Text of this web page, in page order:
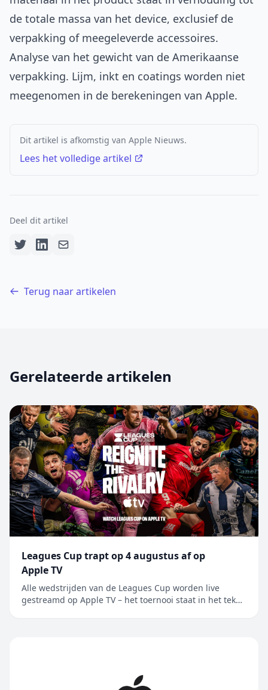
de totale massa van het device, exclusief de
verpakking of meegeleverde accessoires.
Analyse van het gewicht van de Amerikaanse
verpakking. Lijm, inkt en coatings worden niet
meegenomen in de berekeningen van Apple.
Dit artikel is afkomstig van Apple Nieuws.
Lees het volledige artikel
Deel dit artikel
Terug naar artikelen
Gerelateerde artikelen
Leagues Cup trapt op 4 augustus af op
Apple TV
Alle wedstrijden van de Leagues Cup worden live
gestreamd op Apple TV – het toernooi staat in het teken